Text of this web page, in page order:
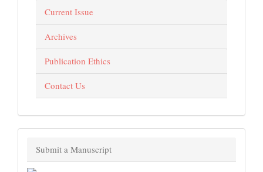
Current Issue
Archives
Publication Ethics
Contact Us
Submit a Manuscript